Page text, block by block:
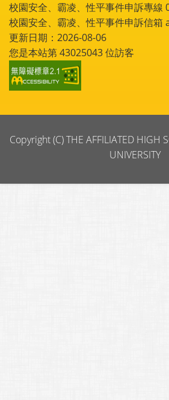
校園安全、霸凌、性平事件申訴專線
校園安全、霸凌、性平事件申訴信
更新日期：2026-08-06
您是本站第43025043位訪客
Copyright (C) THE AFFILIATED HIGH
UNIVERSITY